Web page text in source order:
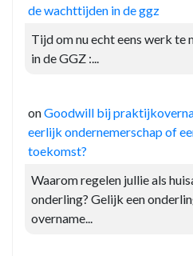
de wachttijden in de ggz
Tijd om nu echt eens werk te
in de GGZ :...
onGoodwill bij
eerlijk ondernemerschap of
toekomst?
Waarom regelen jullie als
onderling? Gelijk een
overname...